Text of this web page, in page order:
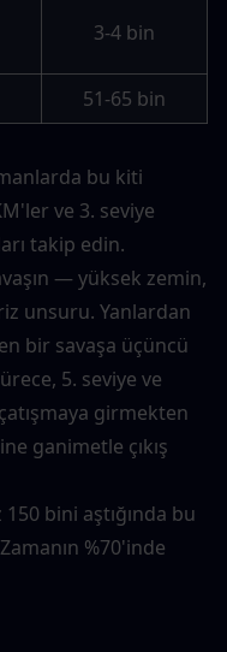
3-4 bin
51-65 bin
bu kiti
ve 3. seviye
takip edin.
— yüksek zemin,
unsuru. Yanlardan
bir savaşa üçüncü
5. seviye ve
girmekten
ganimetle çıkış
bini aştığında bu
%70'inde